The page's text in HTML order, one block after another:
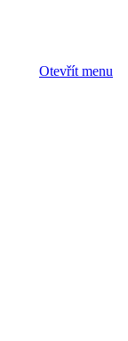
Otevřít menu